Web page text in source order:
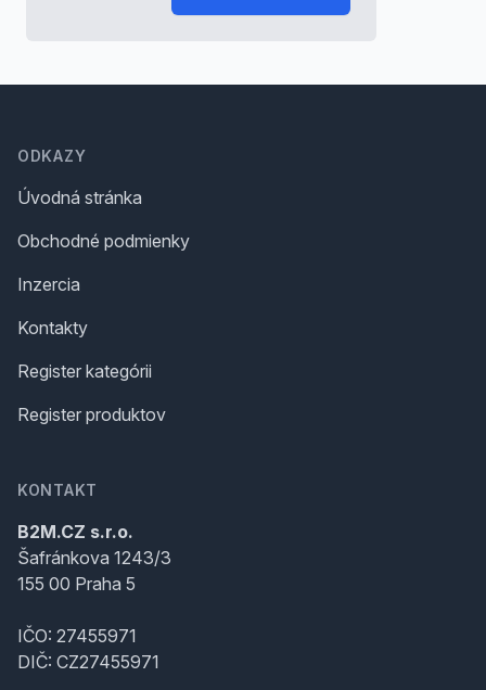
ODKAZY
Úvodná stránka
Obchodné podmienky
Inzercia
Kontakty
Register kategórii
Register produktov
KONTAKT
B2M.CZ s.r.o.
Šafránkova 1243/3
155 00 Praha 5
IČO: 27455971
DIČ: CZ27455971